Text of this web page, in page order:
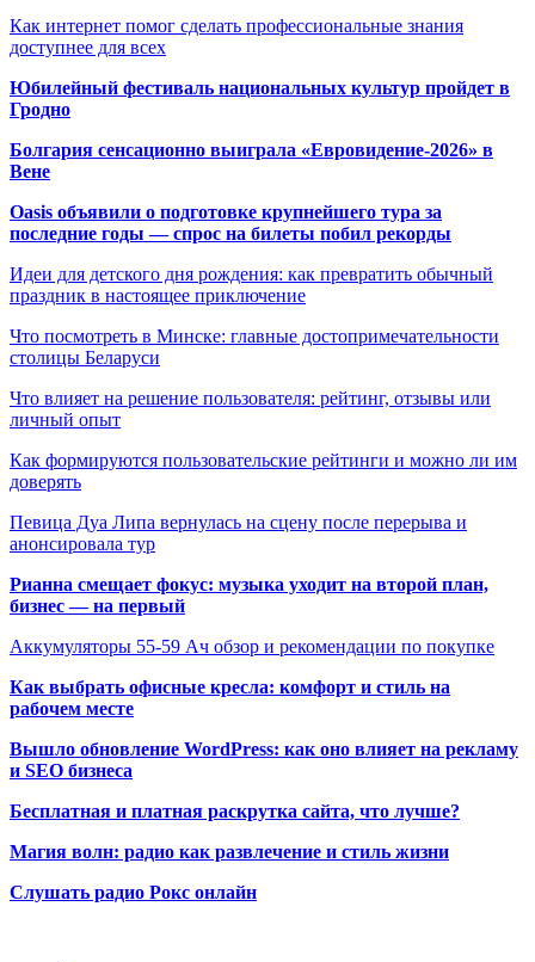
Как интернет помог сделать профессиональные знания
доступнее для всех
Юбилейный фестиваль национальных культур пройдет в
Гродно
Болгария сенсационно выиграла «Евровидение-2026» в
Вене
Oasis объявили о подготовке крупнейшего тура за
последние годы — спрос на билеты побил рекорды
Идеи для детского дня рождения: как превратить обычный
праздник в настоящее приключение
Что посмотреть в Минске: главные достопримечательности
столицы Беларуси
Что влияет на решение пользователя: рейтинг, отзывы или
личный опыт
Как формируются пользовательские рейтинги и можно ли им
доверять
Певица Дуа Липа вернулась на сцену после перерыва и
анонсировала тур
Рианна смещает фокус: музыка уходит на второй план,
бизнес — на первый
Аккумуляторы 55-59 Ач обзор и рекомендации по покупке
Как выбрать офисные кресла: комфорт и стиль на
рабочем месте
Вышло обновление WordPress: как оно влияет на рекламу
и SEO бизнеса
Бесплатная и платная раскрутка сайта, что лучше?
Магия волн: радио как развлечение и стиль жизни
Слушать радио Рокс онлайн